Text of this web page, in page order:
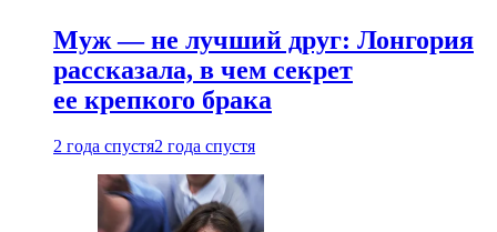
Муж — не лучший друг: Лонгория
рассказала, в чем секрет
ее крепкого брака
2 года спустя2 года спустя